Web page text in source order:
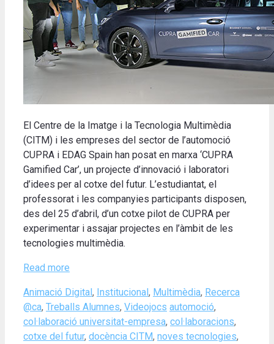
El Centre de la Imatge i la Tecnologia Multimèdia
(CITM) i les empreses del sector de l’automoció
CUPRA i EDAG Spain han posat en marxa ‘CUPRA
Gamified Car’, un projecte d’innovació i laboratori
d’idees per al cotxe del futur. L’estudiantat, el
professorat i les companyies participants disposen,
des del 25 d’abril, d’un cotxe pilot de CUPRA per
experimentar i assajar projectes en l’àmbit de les
tecnologies multimèdia.
Read more
Categories
Animació Digital, Institucional, Multimèdia, Recerca
@ca, Treballs Alumnes, Videojocs Tags
automoció,
col·laboració universitat-empresa, col·laboracions,
cotxe del futur, docència CITM, noves tecnologies,